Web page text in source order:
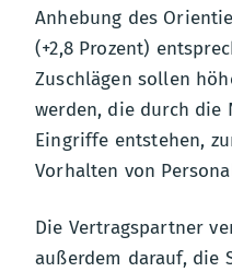
Anhebung des
(+2,8 Prozent)
Zuschlägen sollen
werden, die durch
Eingriffe entstehen,
Vorhalten von
Die Vertragspartner
außerdem darauf, die